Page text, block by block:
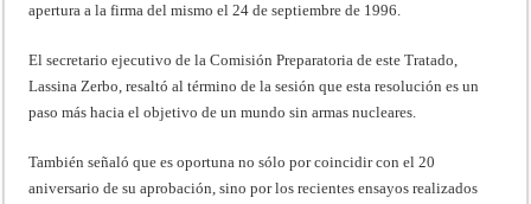
apertura a la firma del mismo el 24 de septiembre de 1996.
El secretario ejecutivo de la Comisión Preparatoria de este Tratado,
Lassina Zerbo, resaltó al término de la sesión que esta resolución es un
paso más hacia el objetivo de un mundo sin armas nucleares.
También señaló que es oportuna no sólo por coincidir con el 20
aniversario de su aprobación, sino por los recientes ensayos realizados